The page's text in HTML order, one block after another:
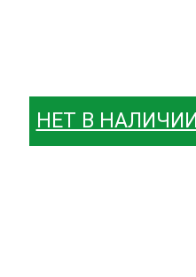
НЕТ В НАЛИЧИИ